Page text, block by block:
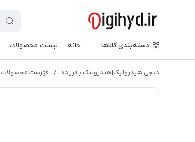
دسته‌بندی کالاها خانه لیست محصولات
دیجی هیدرولیک|هیدرولیک باقرزاده / فهرست محصولات